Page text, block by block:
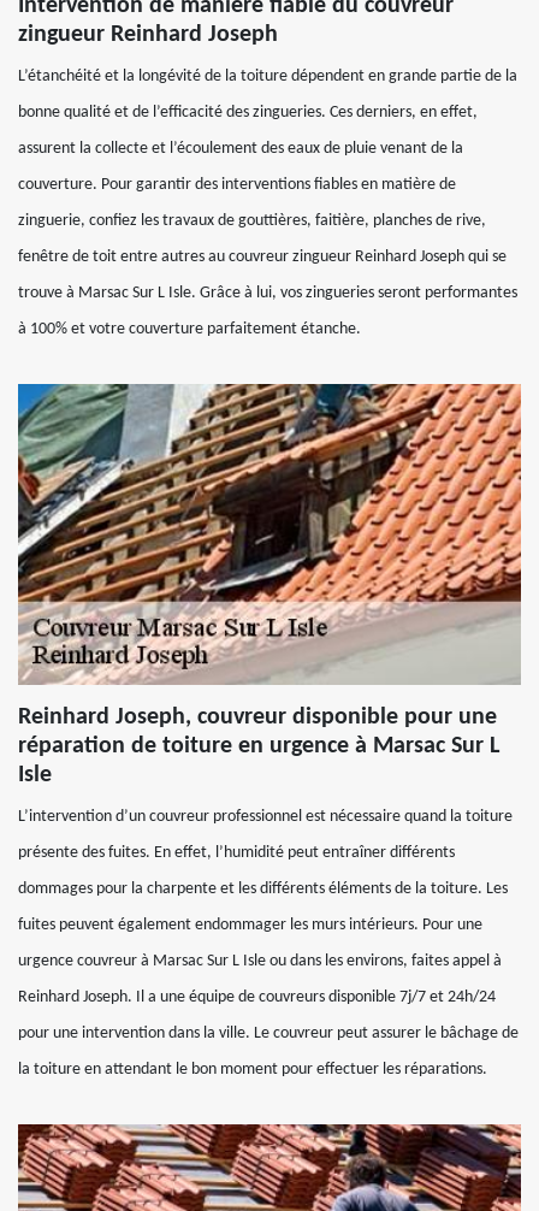
Intervention de manière fiable du couvreur
zingueur Reinhard Joseph
L’étanchéité et la longévité de la toiture dépendent en grande partie de la
bonne qualité et de l’efficacité des zingueries. Ces derniers, en effet,
assurent la collecte et l’écoulement des eaux de pluie venant de la
couverture. Pour garantir des interventions fiables en matière de
zinguerie, confiez les travaux de gouttières, faitière, planches de rive,
fenêtre de toit entre autres au couvreur zingueur Reinhard Joseph qui se
trouve à Marsac Sur L Isle. Grâce à lui, vos zingueries seront performantes
à 100% et votre couverture parfaitement étanche.
Reinhard Joseph, couvreur disponible pour une
réparation de toiture en urgence à Marsac Sur L
Isle
L’intervention d’un couvreur professionnel est nécessaire quand la toiture
présente des fuites. En effet, l’humidité peut entraîner différents
dommages pour la charpente et les différents éléments de la toiture. Les
fuites peuvent également endommager les murs intérieurs. Pour une
urgence couvreur à Marsac Sur L Isle ou dans les environs, faites appel à
Reinhard Joseph. Il a une équipe de couvreurs disponible 7j/7 et 24h/24
pour une intervention dans la ville. Le couvreur peut assurer le bâchage de
la toiture en attendant le bon moment pour effectuer les réparations.